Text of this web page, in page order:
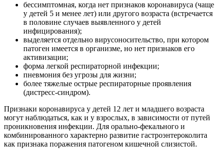
бессимптомная, когда нет признаков коронавируса (чаще
у детей 5 и менее лет) или другого возраста (встречается
в половине случаев выявленного у детей
инфицирования);
выделяется отдельно вирусоносительство, при котором
патоген имеется в организме, но нет признаков его
активизации;
форма легкой респираторной инфекции;
пневмония без угрозы для жизни;
более тяжелые острые респираторные проявления
(дистресс-синдром).
Признаки коронавируса у детей 12 лет и младшего возраста
могут наблюдаться, как и у взрослых, в зависимости от путей
проникновения инфекции. Для орально-фекального и
комбинированного характерно развитие гастроэнтероколита
как признака поражения патогеном кишечной слизистой.